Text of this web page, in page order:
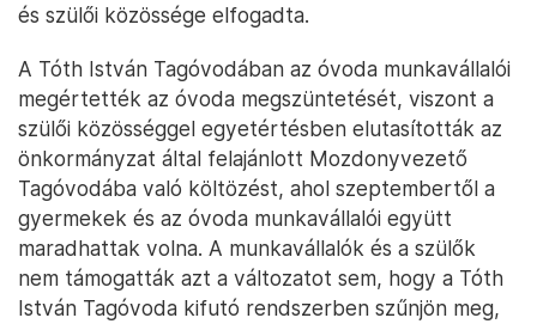
és szülői közössége elfogadta.
A Tóth István Tagóvodában az óvoda munkavállalói
megértették az óvoda megszüntetését, viszont a
szülői közösséggel egyetértésben elutasították az
önkormányzat által felajánlott Mozdonyvezető
Tagóvodába való költözést, ahol szeptembertől a
gyermekek és az óvoda munkavállalói együtt
maradhattak volna. A munkavállalók és a szülők
nem támogatták azt a változatot sem, hogy a Tóth
István Tagóvoda kifutó rendszerben szűnjön meg,